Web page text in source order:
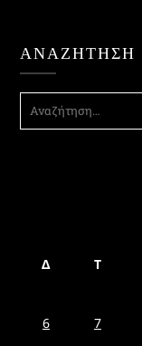
ΑΝΑΖΉΤΗΣΗ
ΑΝΑΖΉΤΗΣΗ
ΓΙΑ:
Δ Τ
6
7